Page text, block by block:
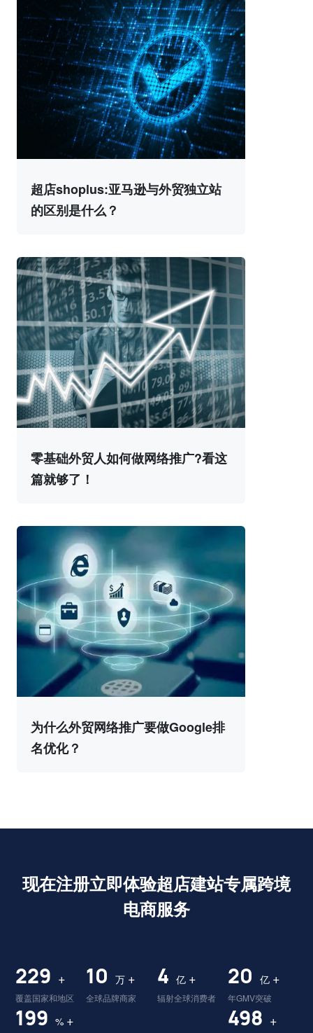
超店shoplus:亚马逊与外贸独立站
的区别是什么？
零基础外贸人如何做网络推广?看这
篇就够了！
为什么外贸网络推广要做Google排
名优化？
现在注册立即体验超店建站专属跨境
电商服务
230 +
覆盖国家和地区
10 万 +
全球品牌商家
4 亿 +
辐射全球消费者
20 亿 +
年GMV突破
200 % + 499 +